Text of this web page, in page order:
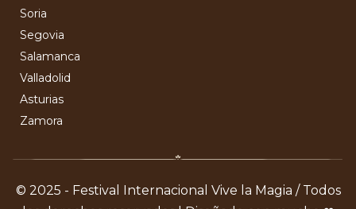
Soria
Segovia
Salamanca
Valladolid
Asturias
Zamora
© 2025 - Festival Internacional Vive la Magia / Todos